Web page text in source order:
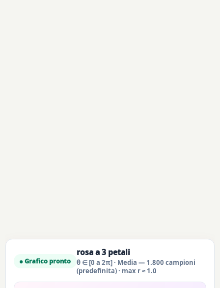
● Grafico pronto
rosa a 3 petali
θ ∈ [0 a 2π] · Media — 1.800 campioni
(predefinita) · max r ≈ 1.0